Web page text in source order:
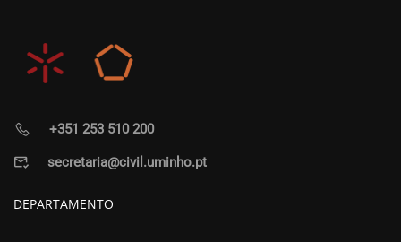
+351 253 510 200
secretaria@civil.uminho.pt
DEPARTAMENTO